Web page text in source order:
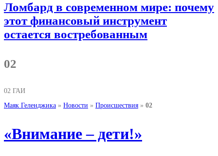
Ломбард в современном мире: почему
этот финансовый инструмент
остается востребованным
02
02 ГАИ
Маяк Геленджика » Новости » Происшествия » 02
«Внимание – дети!»